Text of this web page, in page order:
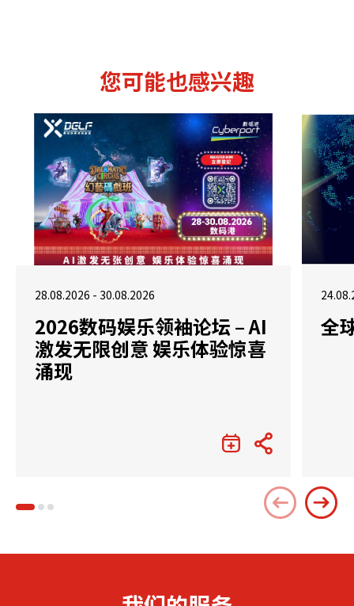
您可能也感兴趣
28.08.2026 - 30.08.2026
2026数码娱乐领袖论坛 – AI
激发无限创意 娱乐体验惊喜
涌现
全